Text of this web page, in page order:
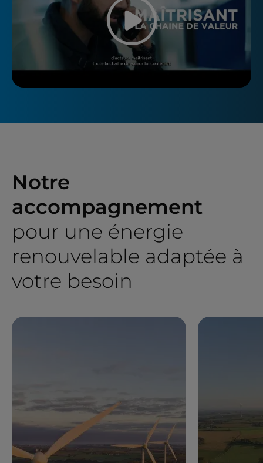
Play the
Notre
accompagnement
pour une énergie
renouvelable adaptée à
votre besoin